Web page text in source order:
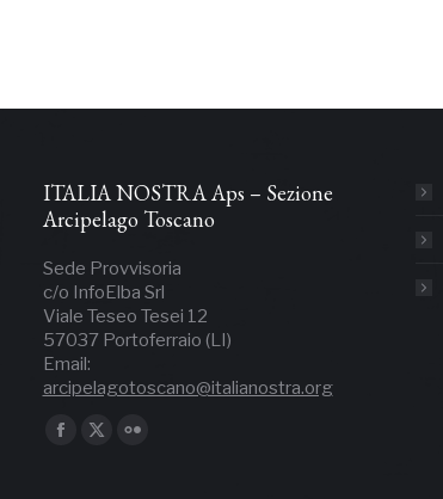
ITALIA NOSTRA Aps – Sezione
Arcipelago Toscano
Sede Provvisoria
c/o InfoElba Srl
Viale Teseo Tesei 12
57037 Portoferraio (LI)
Email:
arcipelagotoscano@italianostra.org
Ci puoi trovare su: